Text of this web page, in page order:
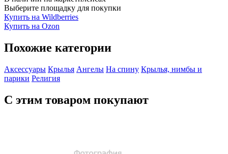
Выберите площадку для покупки
Купить на Wildberries
Купить на Ozon
Похожие категории
Аксессуары Крылья Ангелы На спину Крылья, нимбы и
парики Религия
С этим товаром покупают